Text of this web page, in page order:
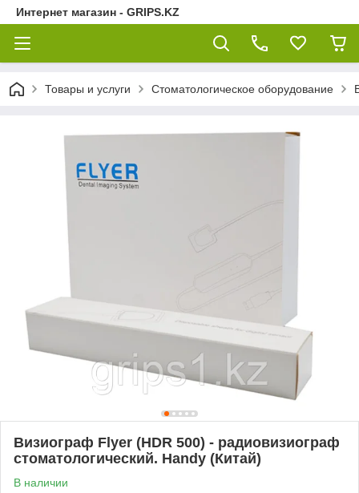
Интернет магазин - GRIPS.KZ
Товары и услуги Стоматологическое оборудование
Визиограф Flyer (HDR 500) - радиовизиограф
стоматологический. Handy (Китай)
В наличии